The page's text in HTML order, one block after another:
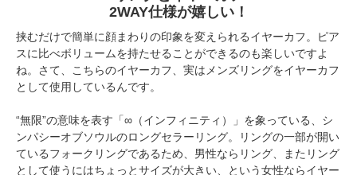
2WAY仕様が嬉しい！
挟むだけで簡単に顔まわりの印象を変えられるイヤーカフ。ピア
スに比べボリュームを持たせることができるのも楽しいですよ
ね。さて、こちらのイヤーカフ、実はメンズリングをイヤーカフ
として使用しているんです。
“無限”の意味を表す「∞（インフィニティ）」を象っている、シ
ンパシーオブソウルのロングセラーリング。リングの一部が開い
ているフォークリングであるため、男性ならリング、またリング
として使うにはちょっとサイズが大きい、という女性ならイヤー